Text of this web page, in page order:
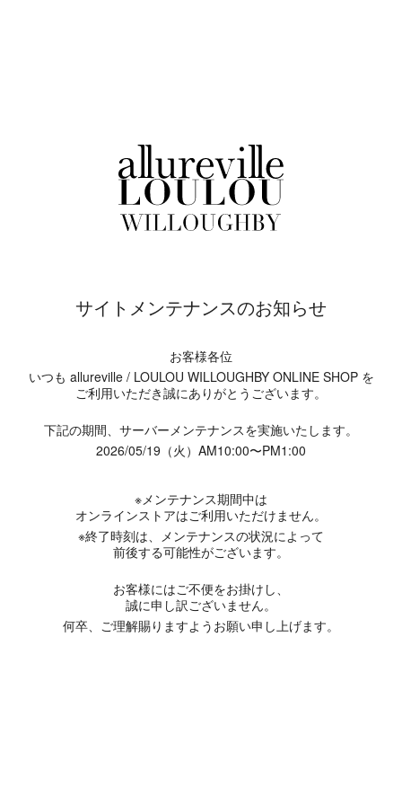
サイトメンテナンスのお知らせ
お客様各位
いつも allureville / LOULOU WILLOUGHBY ONLINE SHOP を
ご利用いただき誠にありがとうございます。
下記の期間、サーバーメンテナンスを実施いたします。
2026/05/19（火）AM10:00〜PM1:00
※メンテナンス期間中は
オンラインストアはご利用いただけません。
※終了時刻は、メンテナンスの状況によって
前後する可能性がございます。
お客様にはご不便をお掛けし、
誠に申し訳ございません。
何卒、ご理解賜りますようお願い申し上げます。